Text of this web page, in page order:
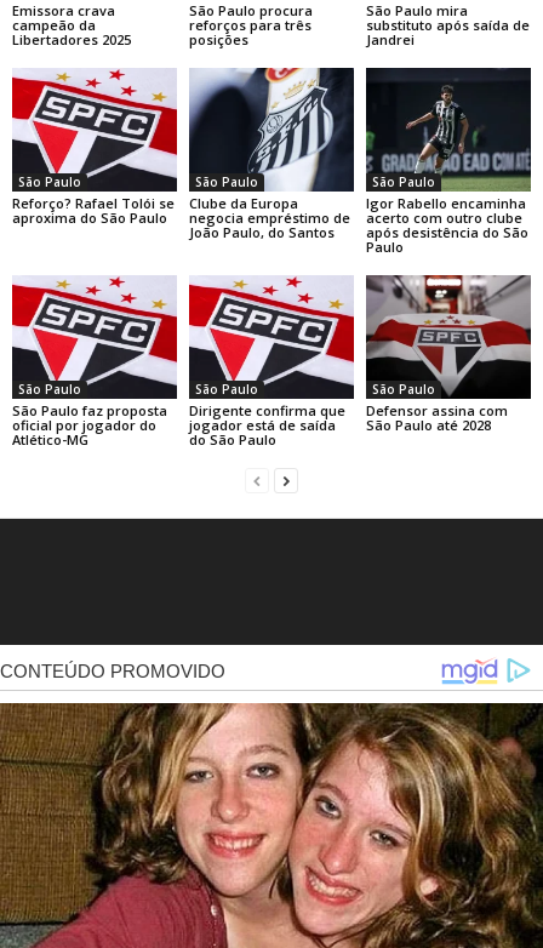
Emissora crava
campeão da
Libertadores 2025
São Paulo procura
reforços para três
posições
São Paulo mira
substituto após saída de
Jandrei
São Paulo
Reforço? Rafael Tolói se
aproxima do São Paulo
São Paulo
Clube da Europa
negocia empréstimo de
João Paulo, do Santos
São Paulo
Igor Rabello encaminha
acerto com outro clube
após desistência do São
Paulo
São Paulo
São Paulo faz proposta
oficial por jogador do
Atlético-MG
São Paulo
Dirigente confirma que
jogador está de saída
do São Paulo
São Paulo
Defensor assina com
São Paulo até 2028